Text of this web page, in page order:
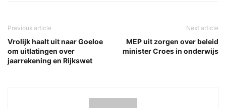
Previous article
Vrolijk haalt uit naar Goeloe
om uitlatingen over
jaarrekening en Rijkswet
Next article
MEP uit zorgen over beleid
minister Croes in onderwijs